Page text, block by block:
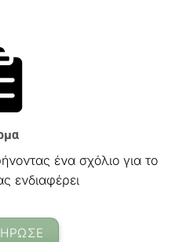
ένα σχόλιο για το
ενδιαφέρει